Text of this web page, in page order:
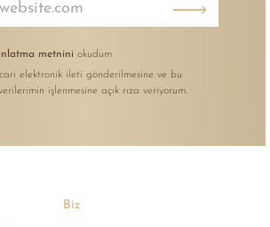
metnini okudum
elektronik ileti gönderilmesine ve bu
işlenmesine açık rıza veriyorum.
Biz